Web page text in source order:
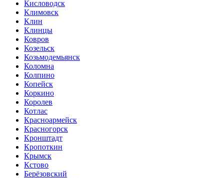
Кисловодск
Климовск
Клин
Клинцы
Ковров
Козельск
Козьмодемьянск
Коломна
Колпино
Копейск
Коркино
Королев
Котлас
Красноармейск
Красногорск
Кронштадт
Кропоткин
Крымск
Кстово
Берёзовский